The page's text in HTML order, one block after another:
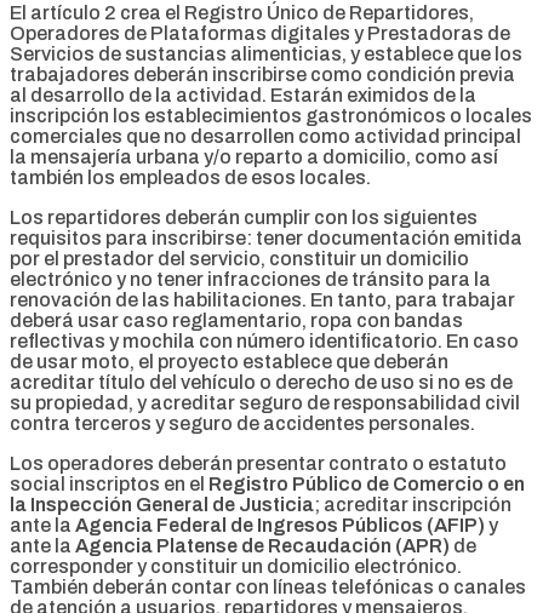
El artículo 2 crea el Registro Único de Repartidores,
Operadores de Plataformas digitales y Prestadoras de
Servicios de sustancias alimenticias, y establece que los
trabajadores deberán inscribirse como condición previa
al desarrollo de la actividad. Estarán eximidos de la
inscripción los establecimientos gastronómicos o locales
comerciales que no desarrollen como actividad principal
la mensajería urbana y/o reparto a domicilio, como así
también los empleados de esos locales.
Los repartidores deberán cumplir con los siguientes
requisitos para inscribirse: tener documentación emitida
por el prestador del servicio, constituir un domicilio
electrónico y no tener infracciones de tránsito para la
renovación de las habilitaciones. En tanto, para trabajar
deberá usar caso reglamentario, ropa con bandas
reflectivas y mochila con número identificatorio. En caso
de usar moto, el proyecto establece que deberán
acreditar título del vehículo o derecho de uso si no es de
su propiedad, y acreditar seguro de responsabilidad civil
contra terceros y seguro de accidentes personales.
Los operadores deberán presentar contrato o estatuto
social inscriptos en el Registro Público de Comercio o en
la Inspección General de Justicia; acreditar inscripción
ante la Agencia Federal de Ingresos Públicos (AFIP) y
ante la Agencia Platense de Recaudación (APR) de
corresponder y constituir un domicilio electrónico.
También deberán contar con líneas telefónicas o canales
de atención a usuarios, repartidores y mensajeros.